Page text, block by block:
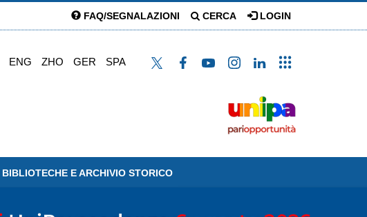
FAQ/SEGNALAZIONI CERCA LOGIN
ENG ZHO GER SPA
BIBLIOTECHE E ARCHIVIO STORICO